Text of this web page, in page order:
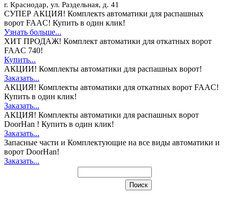
г. Краснодар, ул. Раздельная, д. 41
СУПЕР АКЦИЯ! Комплектs автоматики для распашных
ворот FAAC! Купить в один клик!
Узнать больше...
ХИТ ПРОДАЖ! Комплект автоматики для откатных ворот
FAAC 740!
Купить...
АКЦИИ! Комплекты автоматики для распашных ворот!
Заказать...
АКЦИЯ! Комплекты автоматики для откатных ворот FAAC!
Купить в один клик!
Заказать...
АКЦИЯ! Комплекты автоматики для распашных ворот
DoorHan ! Купить в один клик!
Заказать...
Запасные части и Комплектующие на все виды автоматики и
ворот DoorHan!
Заказать...